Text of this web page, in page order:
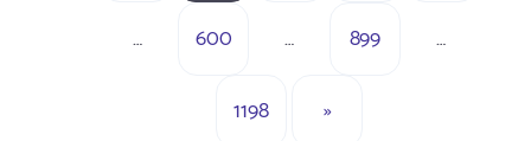
… 600 … 899 …
1198 »